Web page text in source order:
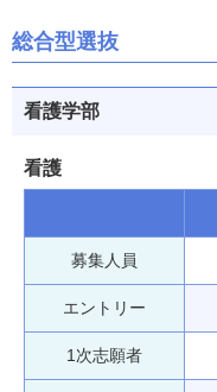
総合型選抜
看護学部
看護
募集人員
エントリー
1次志願者